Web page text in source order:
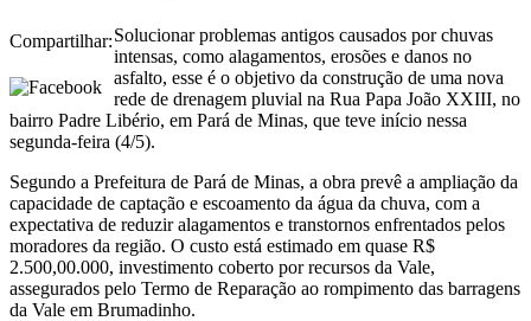
Compartilhar:Solucionar problemas antigos causados por chuvas
intensas, como alagamentos, erosões e danos no
asfalto, esse é o objetivo da construção de uma nova
rede de drenagem pluvial na Rua Papa João XXIII, no
bairro Padre Libério, em Pará de Minas, que teve início nessa
segunda-feira (4/5).
Segundo a Prefeitura de Pará de Minas, a obra prevê a ampliação da
capacidade de captação e escoamento da água da chuva, com a
expectativa de reduzir alagamentos e transtornos enfrentados pelos
moradores da região. O custo está estimado em quase R$
2.500,00.000, investimento coberto por recursos da Vale,
assegurados pelo Termo de Reparação ao rompimento das barragens
da Vale em Brumadinho.